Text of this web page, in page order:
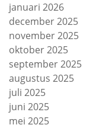
januari 2026
december 2025
november 2025
oktober 2025
september 2025
augustus 2025
juli 2025
juni 2025
mei 2025